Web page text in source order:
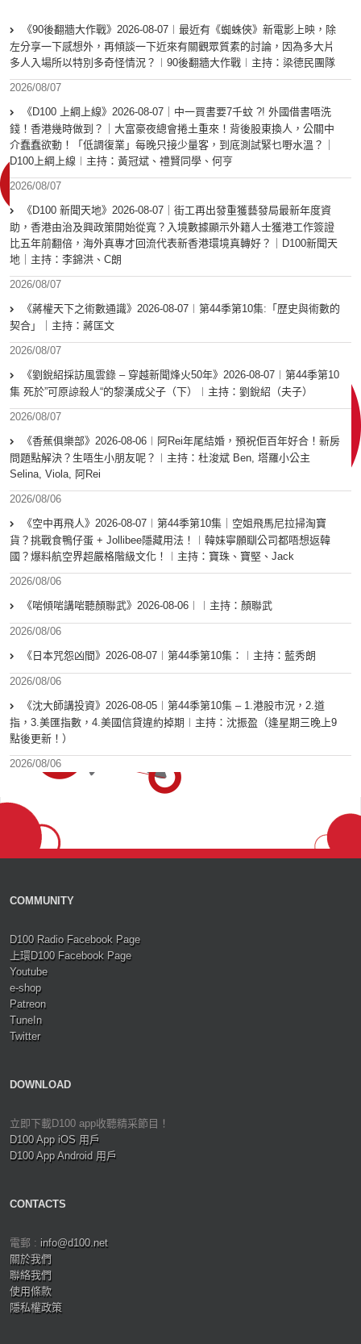
《90後翻牆大作戰》2026-08-07︱最近有《蜘蛛俠》新電影上映，除
左分享一下感想外，再傾談一下近來有關觀眾質素的討論，因為多大片
多人入場所以特別多奇怪情況？︱90後翻牆大作戰︱主持：梁德民團隊
2026/08/07
《D100 上綱上線》2026-08-07｜中一買書要7千蚊 ?! 外國借書唔洗
錢！香港幾時做到？｜大富豪夜總會捲土重來！背後股東換人，公關中
介蠢蠢欲動！「低調復業」每晚只接少量客，到底測試緊乜嘢水溫？｜
D100上綱上線︱主持：黃冠斌、禮賢同學、何亨
2026/08/07
《D100 新聞天地》2026-08-07｜街工再出發重獲藝發局最新年度資
助，香港由治及興政策開始從寬？入境數據顯示外籍人士獲港工作簽證
比五年前翻倍，海外真專才回流代表新香港環境真轉好？｜D100新聞天
地｜主持：李錦洪、C朗
2026/08/07
《蔣權天下之術數通識》2026-08-07︱第44季第10集:「歴史與術數的
契合」｜主持：蔣匡文
2026/08/07
《劉銳紹採訪風雲錄 – 穿越新聞烽火50年》2026-08-07︱第44季第10
集 死於”可原諒殺人“的黎漢成父子（下）︱主持：劉銳紹（夫子）
2026/08/07
《香蕉俱樂部》2026-08-06︱阿Rei年尾結婚，預祝佢百年好合！新房
問題點解決？生唔生小朋友呢？︱主持：杜浚斌 Ben, 塔羅小公主
Selina, Viola, 阿Rei
2026/08/06
《空中再飛人》2026-08-07︱第44季第10集｜空姐飛馬尼拉掃淘寶
貨？挑戰食鴨仔蛋 + Jollibee隱藏用法！︱韓妹寧願瞓公司都唔想返韓
國？爆料航空界超嚴格階級文化！︱主持：寶珠、寶堅、Jack
2026/08/06
《啱傾啱講啱聽顏聯武》2026-08-06︱︱主持：顏聯武
2026/08/06
《日本咒怨凶間》2026-08-07︱第44季第10集：︱主持：藍秀朗
2026/08/06
《沈大師講投資》2026-08-05︱第44季第10集 – 1.港股市況，2.道
指，3.美匯指數，4.美國信貸違約掉期︱主持：沈振盈（逢星期三晚上9
點後更新！）
2026/08/06
COMMUNITY
D100 Radio Facebook Page
上環D100 Facebook Page
Youtube
e-shop
Patreon
TuneIn
Twitter
DOWNLOAD
立即下載D100 app收聽精采節目！
D100 App iOS 用戶
D100 App Android 用戶
CONTACTS
電郵 : info@d100.net
關於我們
聯絡我們
使用條款
隱私權政策